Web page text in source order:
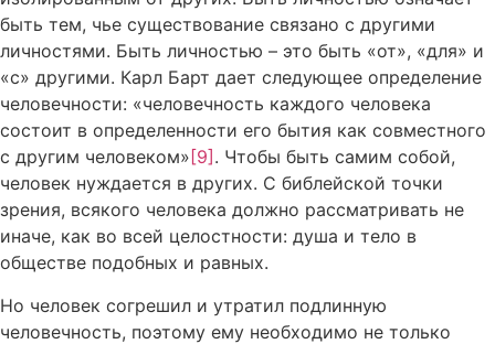
быть тем, чье существование связано с другими
личностями. Быть личностью – это быть «от», «для» и
«с» другими. Карл Барт дает следующее определение
человечности: «человечность каждого человека
состоит в определенности его бытия как совместного
с другим человеком» [9] . Чтобы быть самим собой,
человек нуждается в других. С библейской точки
зрения, всякого человека должно рассматривать не
иначе, как во всей целостности: душа и тело в
обществе подобных и равных.
Но человек согрешил и утратил подлинную
человечность, поэтому ему необходимо не только